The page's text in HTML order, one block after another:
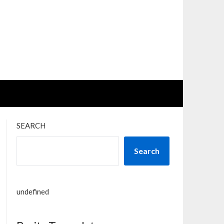
SEARCH
Search
undefined